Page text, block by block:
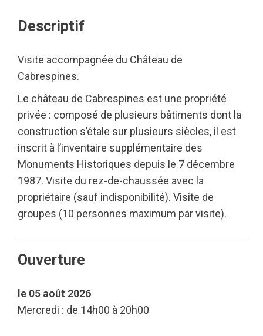
Descriptif
Visite accompagnée du Château de
Cabrespines.
Le château de Cabrespines est une propriété
privée : composé de plusieurs bâtiments dont la
construction s’étale sur plusieurs siècles, il est
inscrit à l’inventaire supplémentaire des
Monuments Historiques depuis le 7 décembre
1987. Visite du rez-de-chaussée avec la
propriétaire (sauf indisponibilité). Visite de
groupes (10 personnes maximum par visite).
Ouverture
le 05 août 2026
Mercredi : de 14h00 à 20h00